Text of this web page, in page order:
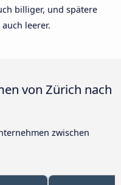
billiger, und spätere
leerer.
von Zürich nach
zwischen